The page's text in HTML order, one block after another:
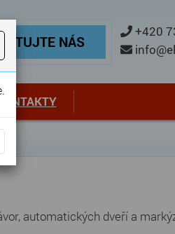
nás
NÁS
+420
KONTAKTY
automatických dveří a